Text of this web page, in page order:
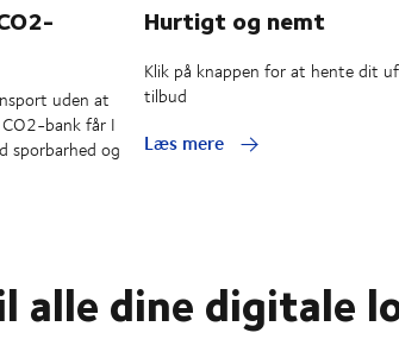
uden at
bank får I
sporbarhed og
Hurtigt og nemt
Klik på knappen for at hente dit
tilbud
Læs mere
alle dine digitale